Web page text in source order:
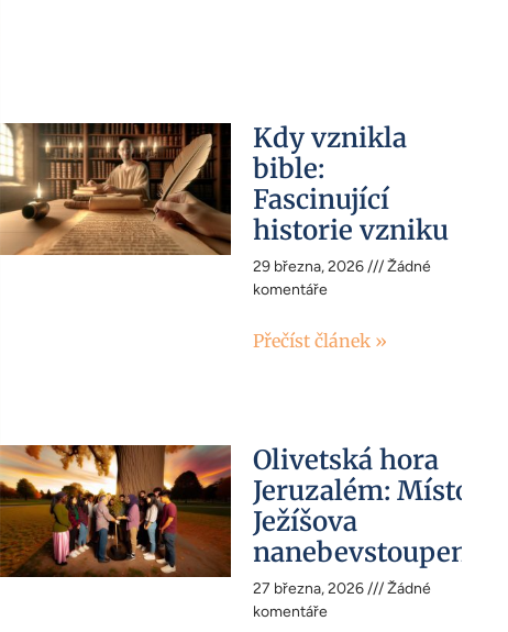
Kdy vznikla
bible:
Fascinující
historie vzniku
29 března, 2026
Žádné
komentáře
Přečíst článek »
Olivetská hora
Jeruzalém: Místo
Ježíšova
nanebevstoupení
27 března, 2026
Žádné
komentáře